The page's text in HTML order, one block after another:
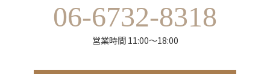
06-6732-8318
営業時間 11:00～18:00